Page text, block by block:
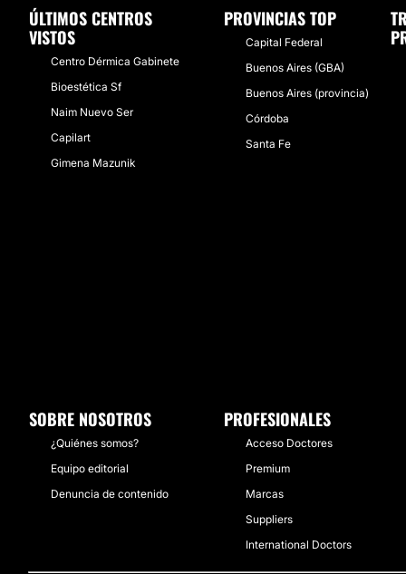
ÚLTIMOS CENTROS
VISTOS
Centro Dérmica Gabinete
Bioestética Sf
Naim Nuevo Ser
Capilart
Gimena Mazunik
PROVINCIAS TOP
Capital Federal
Buenos Aires (GBA)
Buenos Aires (provincia)
Córdoba
Santa Fe
SOBRE NOSOTROS
¿Quiénes somos?
Equipo editorial
Denuncia de contenido
PROFESIONALES
Acceso Doctores
Premium
Marcas
Suppliers
International Doctors